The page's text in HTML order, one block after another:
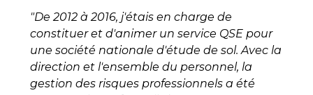
"De 2012 à 2016, j'étais en charge de
constituer et d'animer un service QSE pour
une société nationale d'étude de sol. Avec la
direction et l'ensemble du personnel, la
gestion des risques professionnels a été